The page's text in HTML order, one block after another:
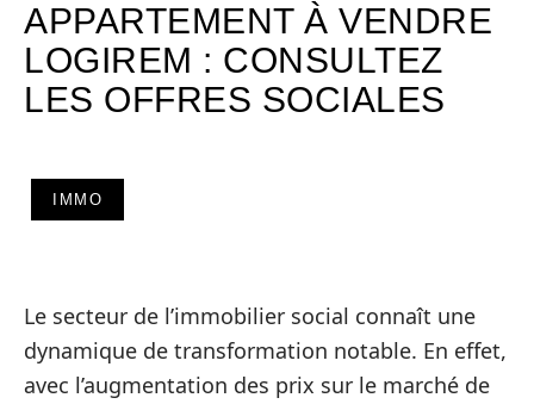
APPARTEMENT À VENDRE
LOGIREM : CONSULTEZ
LES OFFRES SOCIALES
IMMO
Le secteur de l’immobilier social connaît une
dynamique de transformation notable. En effet,
avec l’augmentation des prix sur le marché de